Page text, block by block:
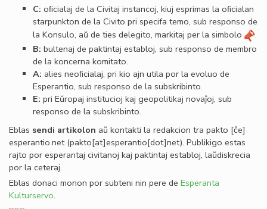
C: oﬁcialaj de la Civitaj instancoj, kiuj esprimas la oﬁcialan
starpunkton de la Civito pri specifa temo, sub responso de
la Konsulo, aŭ de ties delegito, markitaj per la simbolo
.
B: bultenaj de paktintaj establoj, sub responso de membro
de la koncerna komitato.
A: alies neoﬁcialaj, pri kio ajn utila por la evoluo de
Esperantio, sub responso de la subskribinto.
E: pri Eŭropaj institucioj kaj geopolitikaj novaĵoj, sub
responso de la subskribinto.
Eblas sendi artikolon aŭ kontakti la redakcion tra pakto [ĉe]
esperantio.net(pakto[at]esperantio[dot]net). Publikigo estas
rajto por esperantaj civitanoj kaj paktintaj establoj, laŭdiskrecia
por la ceteraj.
Eblas donaci monon por subteni nin pere de Esperanta
Kulturservo.